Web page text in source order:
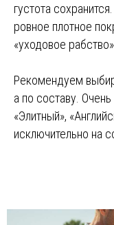
густота
ровное плотное
«уходовое рабство».
Рекомендуем
а по составу.
«Элитный»,
исключительно на